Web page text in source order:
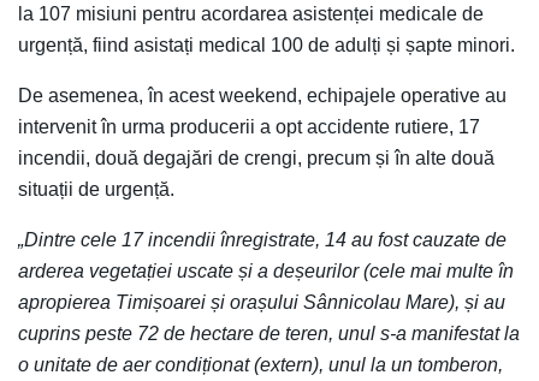
la 107 misiuni pentru acordarea asistenței medicale de
urgență, fiind asistați medical 100 de adulți și șapte minori.
De asemenea, în acest weekend, echipajele operative au
intervenit în urma producerii a opt accidente rutiere, 17
incendii, două degajări de crengi, precum și în alte două
situații de urgență.
„Dintre cele 17 incendii înregistrate, 14 au fost cauzate de
arderea vegetației uscate și a deșeurilor (cele mai multe în
apropierea Timișoarei și orașului Sânnicolau Mare), și au
cuprins peste 72 de hectare de teren, unul s-a manifestat la
o unitate de aer condiționat (extern), unul la un tomberon,